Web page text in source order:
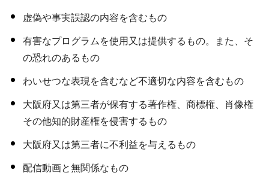
虚偽や事実誤認の内容を含むもの
有害なプログラムを使用又は提供するもの。また、そ
の恐れのあるもの
わいせつな表現を含むなど不適切な内容を含むもの
大阪府又は第三者が保有する著作権、商標権、肖像権
その他知的財産権を侵害するもの
大阪府又は第三者に不利益を与えるもの
配信動画と無関係なもの